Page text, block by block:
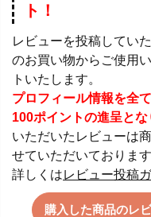
ト！
レビューを投稿してい
のお買い物からご使用
トいたします。
プロフィール情報を全
100ポイントの進呈とな
いただいたレビューは
せていただいております
詳しくはレビュー投稿
購入した商品のレ